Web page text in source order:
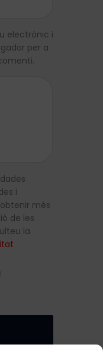
electrònic i
per a
i
més
de les
la